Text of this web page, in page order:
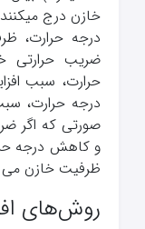
خازن درج
درجه حرارت،
ضریب حرارتی
حرارت، سبب
درجه حرارت،
صورتی که اگر
و کاهش درجه
ظرفیت خازن
روش‌های